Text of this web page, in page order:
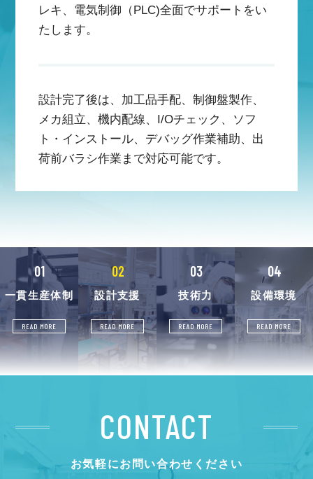
レキ、電気制御（PLC)全面でサポートをい
たします。
設計完了後は、加工品手配、制御盤製作、
メカ組立、機内配線、I/Oチェック、ソフ
ト・インストール、デバッグ作業補助、出
荷前バラシ作業まで対応可能です。
01
一貫生産体制
READ MORE
02
設計支援
READ MORE
03
技術力
READ MORE
04
設備環境
READ MORE
CONTACT
お気軽にお問い合わせください